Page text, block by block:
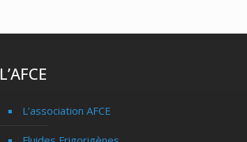
L’AFCE
L’association AFCE